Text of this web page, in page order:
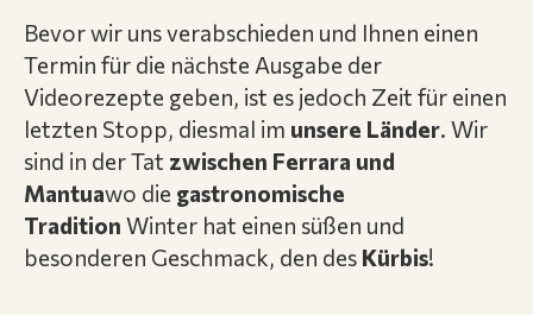
Bevor wir uns verabschieden und Ihnen einen
Termin für die nächste Ausgabe der
Videorezepte geben, ist es jedoch Zeit für einen
letzten Stopp, diesmal im unsere Länder. Wir
sind in der Tat zwischen Ferrara und
Mantuawo die gastronomische
Tradition Winter hat einen süßen und
besonderen Geschmack, den des Kürbis!